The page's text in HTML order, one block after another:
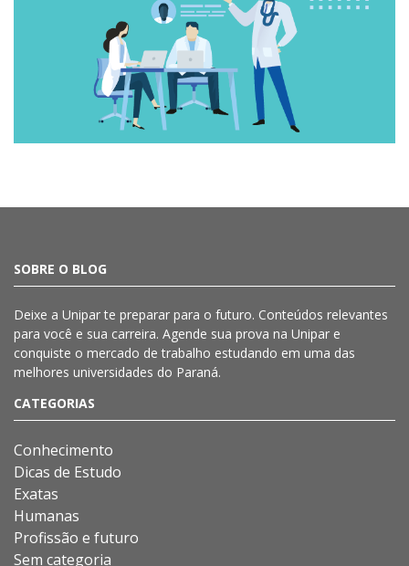
SOBRE O BLOG
Deixe a Uniparte preparar para o futuro. Conteúdos relevantes
para você e sua carreira. Agende sua prova na Unipar e
conquiste o mercado de trabalho estudando em uma das
melhores universidades do Paraná.
CATEGORIAS
Conhecimento
Dicas de Estudo
Exatas
Humanas
Profissão e futuro
Sem categoria